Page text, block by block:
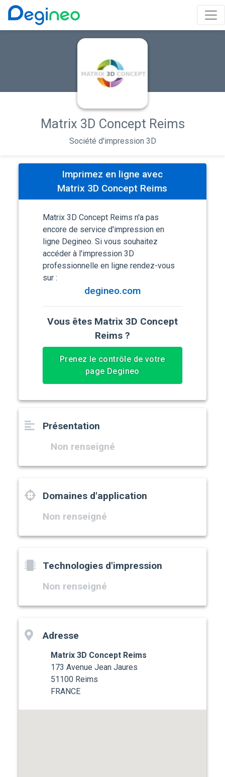
Matrix 3D Concept Reims
Société d'impression 3D
Présentation
Non renseigné
Domaines d'application
Non renseigné
Technologies d'impression
Non renseigné
Adresse
Matrix 3D Concept Reims
173 Avenue Jean Jaures
51100 Reims
FRANCE
Imprimez en ligne avec
Matrix 3D Concept Reims
Matrix 3D Concept Reims n'a pas
encore de service d'impression en
ligne Degineo. Si vous souhaitez
accéder à l'impression 3D
professionnelle en ligne rendez-vous
sur :
degineo.com
Vous êtes Matrix 3D Concept
Reims ?
Prenez le contrôle de votre
page Degineo